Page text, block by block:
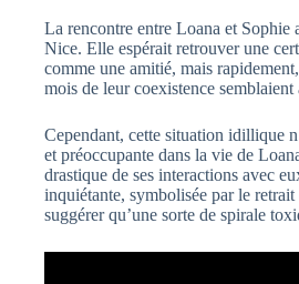
La rencontre entre Loana et Sophie
Nice. Elle espérait retrouver une
comme une amitié, mais
mois de leur coexistence
Cependant, cette situation idillique
et préoccupante dans la vie de
drastique de ses interactions avec
inquiétante, symbolisée par le
suggérer qu’une sorte de spirale